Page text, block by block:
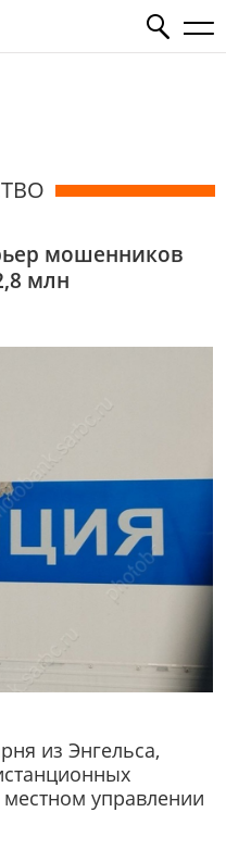
мошенников
млн
из Энгельса,
управлении